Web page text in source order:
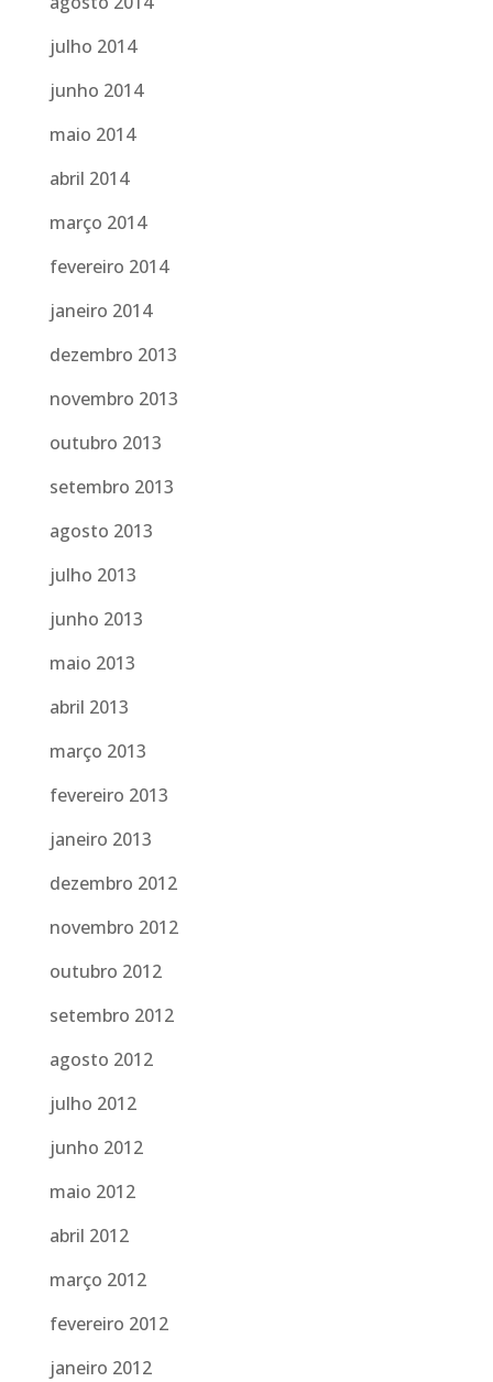
julho 2014
junho 2014
maio 2014
abril 2014
março 2014
fevereiro 2014
janeiro 2014
dezembro 2013
novembro 2013
outubro 2013
setembro 2013
agosto 2013
julho 2013
junho 2013
maio 2013
abril 2013
março 2013
fevereiro 2013
janeiro 2013
dezembro 2012
novembro 2012
outubro 2012
setembro 2012
agosto 2012
julho 2012
junho 2012
maio 2012
abril 2012
março 2012
fevereiro 2012
janeiro 2012